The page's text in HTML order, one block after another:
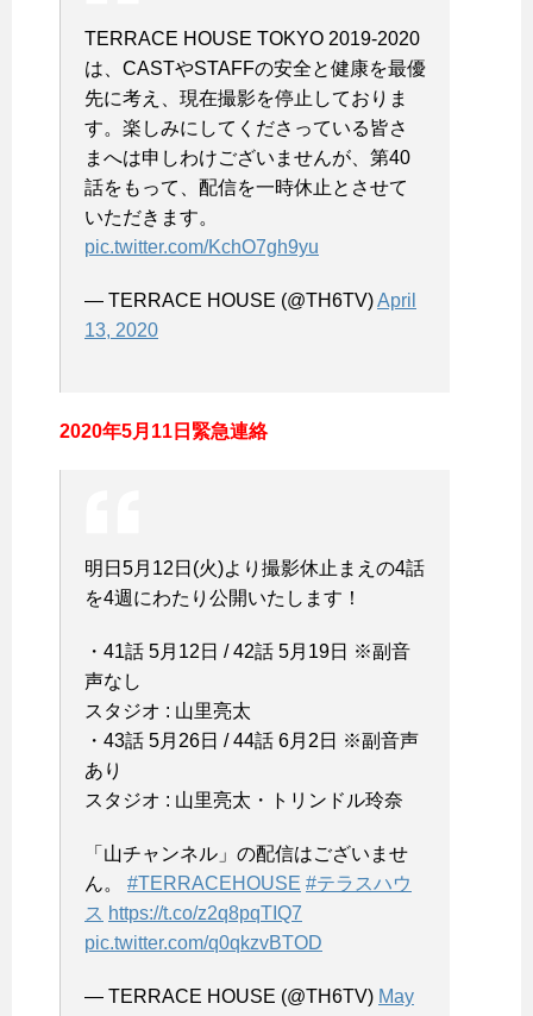
TERRACE HOUSE TOKYO 2019-2020
は、CASTやSTAFFの安全と健康を最優
先に考え、現在撮影を停止しておりま
す。楽しみにしてくださっている皆さ
まへは申しわけございませんが、第40
話をもって、配信を一時休止とさせて
いただきます。
pic.twitter.com/KchO7gh9yu
— TERRACE HOUSE (@TH6TV)April
13, 2020
2020年5月11日緊急連絡
明日5月12日(火)より撮影休止まえの4話
を4週にわたり公開いたします！
・41話 5月12日 / 42話 5月19日 ※副音
声なし
スタジオ : 山里亮太
・43話 5月26日 / 44話 6月2日 ※副音声
あり
スタジオ : 山里亮太・トリンドル玲奈
「山チャンネル」の配信はございませ
ん。 #TERRACEHOUSE #テラスハウ
ス https://t.co/z2q8pqTIQ7
pic.twitter.com/q0qkzvBTOD
— TERRACE HOUSE (@TH6TV) May